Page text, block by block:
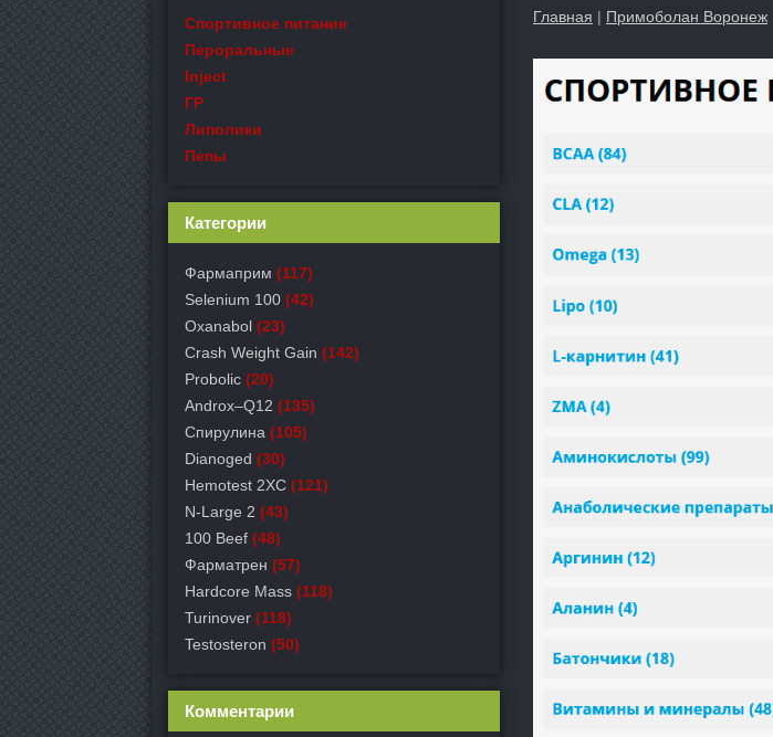
Главная | Примоболан Воронеж
Спортивное питание
Пероральные
Inject
ГР
Липолики
Пепы
Категории
Фармаприм (117)
Selenium 100 (42)
Oxanabol (23)
Crash Weight Gain (142)
Probolic (20)
Androx–Q12 (135)
Спирулина (105)
Dianoged (30)
Hemotest 2XC (121)
N-Large 2 (43)
100 Beef (48)
Фарматрен (57)
Hardcore Mass (118)
Turinover (118)
Testosteron (50)
Комментарии